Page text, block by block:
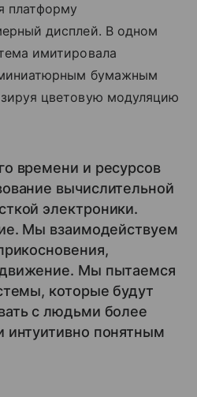
платформу
дисплей. В одном
имитировала
бумажным
цветовую модуляцию
времени и ресурсов
вычислительной
электроники.
Мы взаимодействуем
Мы пытаемся
которые будут
с людьми более
интуитивно понятным